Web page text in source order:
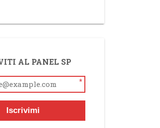
AL PANEL SP
*
Iscrivimi